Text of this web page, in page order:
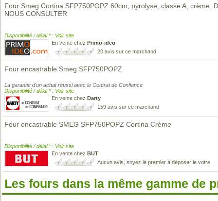
Four Smeg Cortina SFP750POPZ 60cm, pyrolyse, classe A, crème.
NOUS CONSULTER
Disponibilité / délai * : Voir site
En vente chez Primo-ideo
20 avis sur ce marchand
Four encastrable Smeg SFP750POPZ
La garantie d'un achat réussi avec le Contrat de Confiance
Disponibilité / délai * : Voir site
En vente chez Darty
159 avis sur ce marchand
Four encastrable SMEG SFP750POPZ Cortina Crème
Disponibilité / délai * : Voir site
En vente chez BUT
Aucun avis, soyez le premier à déposer le votre
Les fours dans la même gamme de